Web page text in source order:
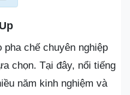
pha chế chuyên nghiệp
chọn. Tại đây, nổi tiếng
năm kinh nghiệm và